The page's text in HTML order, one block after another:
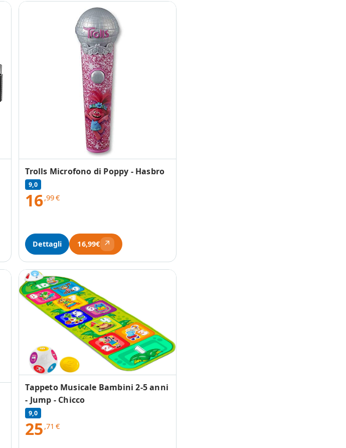
Trolls Microfono di Poppy - Hasbro
9,0
16,99€
Dettagli 16,99€ ↗
Tappeto Musicale Bambini 2-5 anni
- Jump - Chicco
9,0
25 ,71 €